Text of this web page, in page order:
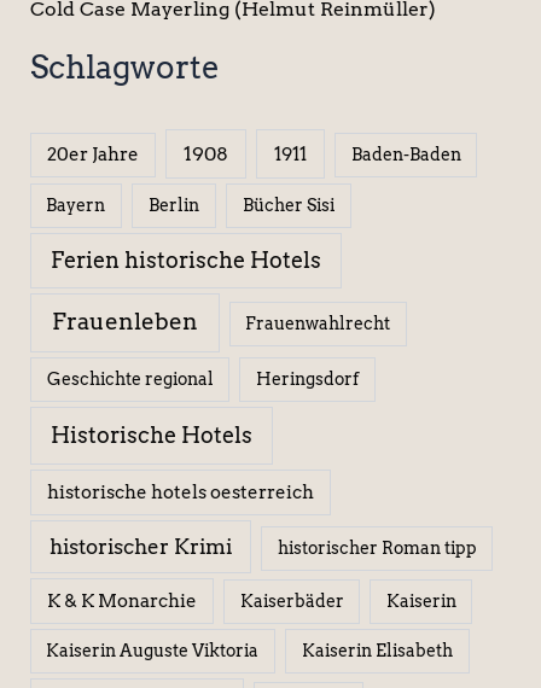
Cold Case Mayerling (Helmut Reinmüller)
Schlagworte
20er Jahre 1908 1911 Baden-Baden
Bayern Berlin Bücher Sisi
Ferien historische Hotels
Frauenleben Frauenwahlrecht
Geschichte regional Heringsdorf
Historische Hotels
historische hotels oesterreich
historischer Krimi historischer Roman tipp
K & K Monarchie Kaiserbäder Kaiserin
Kaiserin Auguste Viktoria Kaiserin Elisabeth